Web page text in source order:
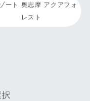
ート 奥志摩 アクアフォ
レスト